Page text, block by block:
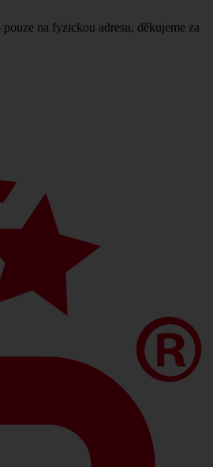
na fyzickou adresu, děkujeme za